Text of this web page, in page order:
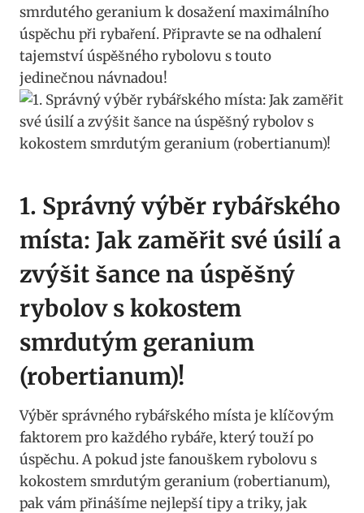
smrdutého​ geranium ⁤k dosažení maximálního
úspěchu při rybaření. Připravte se na ⁢odhalení
tajemství úspěšného rybolovu s‍ touto
jedinečnou návnadou!
1.​ Správný výběr rybářského
místa: Jak zaměřit své​ úsilí a
zvýšit šance na úspěšný⁢
rybolov s kokostem
smrdutým geranium
(robertianum)!
Výběr správného rybářského místa je klíčovým
faktorem pro každého​ rybáře, který touží po
úspěchu. A pokud jste ‌fanouškem rybolovu s⁢
kokostem smrdutým ‌geranium (robertianum),
pak vám přinášíme nejlepší tipy ‍a triky, jak